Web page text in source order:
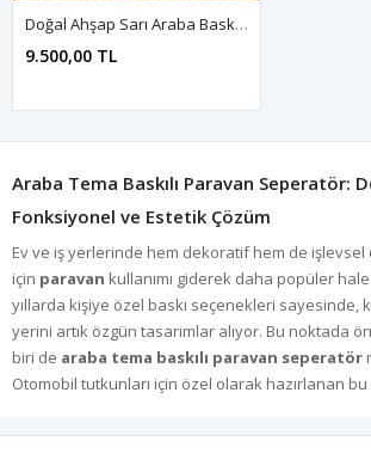
Doğal Ahşap Sarı Araba Baskılı 5 Kanat Paravan Seperatör Oda Bölme
9.500,00 TL
Araba Tema Baskılı Paravan Seperatör:
Fonksiyonel ve Estetik Çözüm
Ev ve iş yerlerinde hem dekoratif hem de
için paravan kullanımı giderek daha popüler
yıllarda kişiye özel baskı seçenekleri sayesinde,
yerini artık özgün tasarımlar alıyor. Bu noktada
biri de araba tema baskılı paravan seperatör
Otomobil tutkunları için özel olarak hazırlanan
işlevi de üstleniyor.